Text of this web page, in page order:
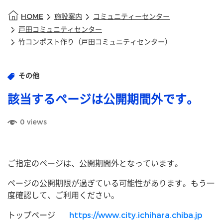
HOME 施設案内
コミュニティーセンター
戸田コミュニティセンター
竹コンポスト作り（戸田コミュニティセンター）
その他
該当するページは公開期間外です。
0 views
ご指定のページは、公開期間外となっています。
ページの公開期限が過ぎている可能性があります。もう一
度確認して、ご利用ください。
トップページ https://www.city.ichihara.chiba.jp